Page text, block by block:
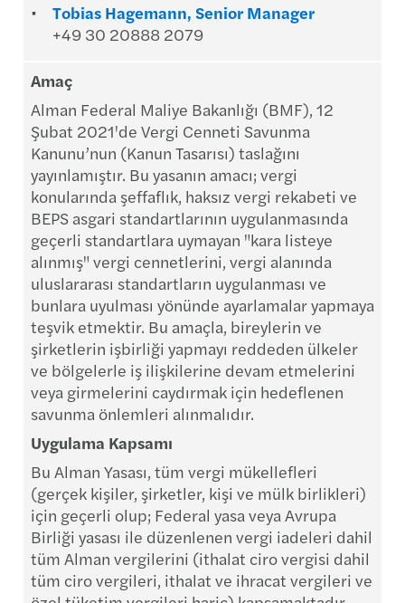
Tobias Hagemann, Senior Manager
+49 30 20888 2079
Amaç
Alman Federal Maliye Bakanlığı (BMF), 12
Şubat 2021'de Vergi Cenneti Savunma
Kanunu’nun (Kanun Tasarısı) taslağını
yayınlamıştır. Bu yasanın amacı; vergi
konularında şeffaflık, haksız vergi rekabeti ve
BEPS asgari standartlarının uygulanmasında
geçerli standartlara uymayan "kara listeye
alınmış" vergi cennetlerini, vergi alanında
uluslararası standartların uygulanması ve
bunlara uyulması yönünde ayarlamalar yapmaya
teşvik etmektir. Bu amaçla, bireylerin ve
şirketlerin işbirliği yapmayı reddeden ülkeler
ve bölgelerle iş ilişkilerine devam etmelerini
veya girmelerini caydırmak için hedeflenen
savunma önlemleri alınmalıdır.
Uygulama Kapsamı
Bu Alman Yasası, tüm vergi mükellefleri
(gerçek kişiler, şirketler, kişi ve mülk birlikleri)
için geçerli olup; Federal yasa veya Avrupa
Birliği yasası ile düzenlenen vergi iadeleri dahil
tüm Alman vergilerini (ithalat ciro vergisi dahil
tüm ciro vergileri, ithalat ve ihracat vergileri ve